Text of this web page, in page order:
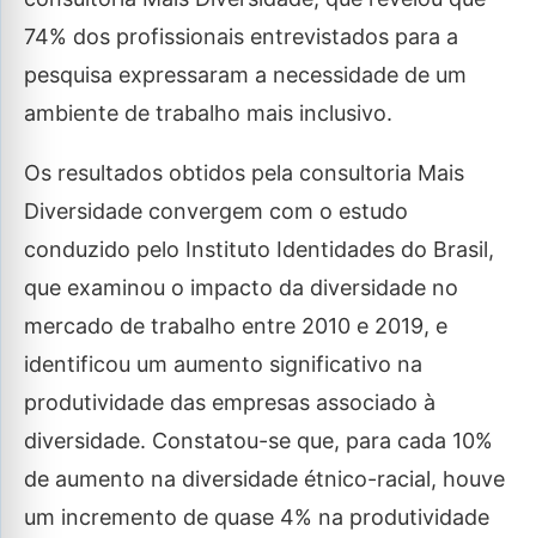
74% dos profissionais entrevistados para a
pesquisa expressaram a necessidade de um
ambiente de trabalho mais inclusivo.
Os resultados obtidos pela consultoria Mais
Diversidade convergem com o estudo
conduzido pelo Instituto Identidades do Brasil,
que examinou o impacto da diversidade no
mercado de trabalho entre 2010 e 2019, e
identificou um aumento significativo na
produtividade das empresas associado à
diversidade. Constatou-se que, para cada 10%
de aumento na diversidade étnico-racial, houve
um incremento de quase 4% na produtividade